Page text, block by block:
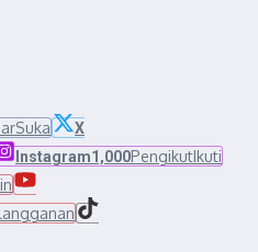
Suka
X
Instagram1,000PengikutIkuti